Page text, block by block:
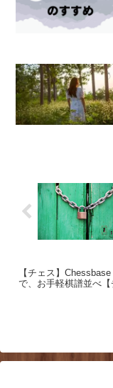
【チェス】
で、お手軽棋譜並べ【